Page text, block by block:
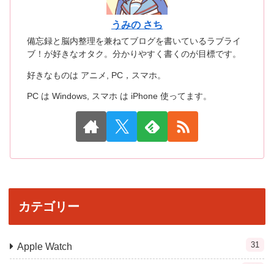
うみの さち
備忘録と脳内整理を兼ねてブログを書いているラブライ
ブ！が好きなオタク。分かりやすく書くのが目標です。
好きなものは アニメ, PC，スマホ。
PC は Windows, スマホ は iPhone 使ってます。
カテゴリー
Apple Watch 31